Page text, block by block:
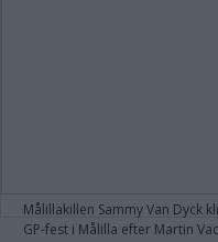
Målillakillen Sammy Van Dyck
GP-fest i Målilla efter Martin